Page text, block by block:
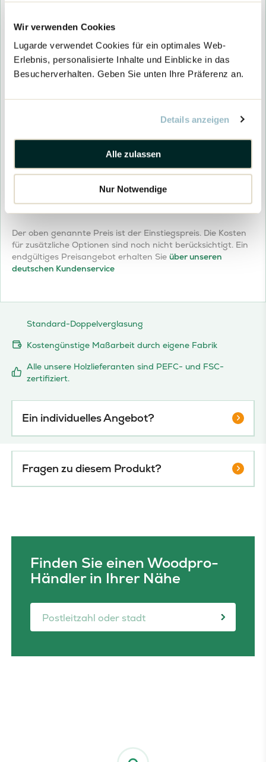
Wir verwenden Cookies
Lugarde verwendet Cookies für ein optimales Web-
Erlebnis, personalisierte Inhalte und Einblicke in das
Besucherverhalten. Geben Sie unten Ihre Präferenz an.
Details anzeigen
Alle zulassen
Nur Notwendige
Tür(en) und Fenster vorbehandeln (Optional)
Tür(en) und Fenster vorbehandeln
Tür(en) und Fenster Vorbehandeln &
Streichen ( Optional)
Tür(en) und Fenster Vorbehandeln & Streichen (Woodpro)
Wände und Dach Vorbehandeln (Optional)
Kesseldruckimprägnierung (Optional)
Unverbindliches Montageangebot
Unverbindliches Montageangebot
Blockhaus
Der oben genannte Preis ist der Einstiegspreis. Die Kosten
für zusätzliche Optionen sind noch nicht berücksichtigt. Ein
endgültiges Preisangebot erhalten Sie über unseren
deutschen Kundenservice
Standard-Doppelverglasung
Kostengünstige Maßarbeit durch eigene Fabrik
Alle unsere Holzlieferanten sind PEFC- und FSC-
zertifiziert.
Ein individuelles Angebot?
Fragen zu diesem Produkt?
Finden Sie einen Woodpro-
Händler in Ihrer Nähe